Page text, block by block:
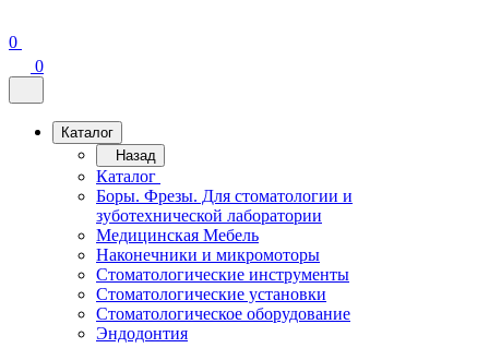
0
0
Каталог
Назад
Каталог
Боры. Фрезы. Для стоматологии и
зуботехнической лаборатории
Медицинская Мебель
Наконечники и микромоторы
Стоматологические инструменты
Стоматологические установки
Стоматологическое оборудование
Эндодонтия